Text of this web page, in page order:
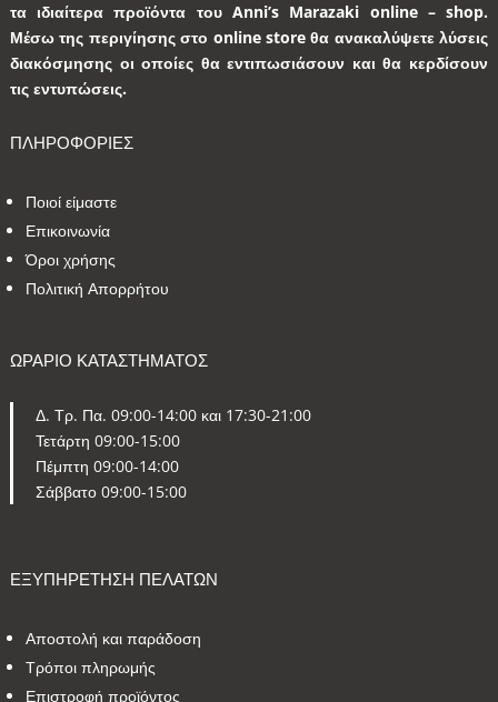
τα ιδιαίτερα προϊόντα του Anni’s Marazaki online – shop.
Μέσω της περιγίησης στο online store θα ανακαλύψετε λύσεις
διακόσμησης οι οποίες θα εντιπωσιάσουν και θα κερδίσουν
τις εντυπώσεις.
ΠΛΗΡΟΦΟΡΙΕΣ
Ποιοί είμαστε
Επικοινωνία
Όροι χρήσης
Πολιτική Απορρήτου
ΩΡΑΡΙΟ ΚΑΤΑΣΤΗΜΑΤΟΣ
Δ. Τρ. Πα. 09:00-14:00 και 17:30-21:00
Τετάρτη 09:00-15:00
Πέμπτη 09:00-14:00
Σάββατο 09:00-15:00
ΕΞΥΠΗΡΕΤΗΣΗ ΠΕΛΑΤΩΝ
Αποστολή και παράδοση
Τρόποι πληρωμής
Επιστροφή προϊόντος